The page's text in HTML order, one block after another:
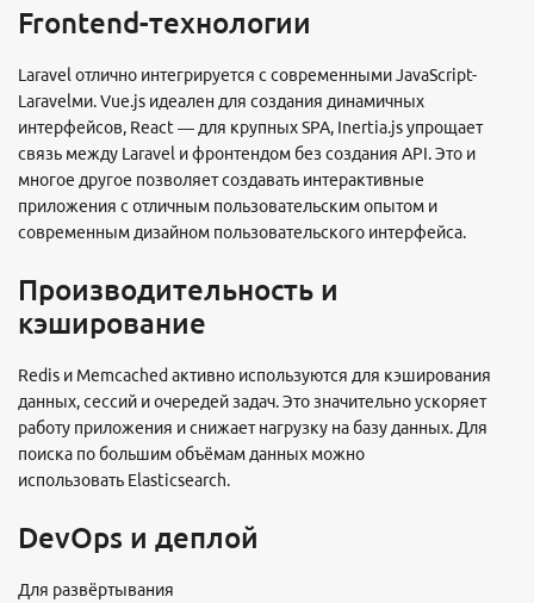
Frontend-технологии
Laravel отлично интегрируется с современными JavaScript-
Laravelми. Vue.js идеален для создания динамичных
интерфейсов, React — для крупных SPA, Inertia.js упрощает
связь между Laravel и фронтендом без создания API. Это и
многое другое позволяет создавать интерактивные
приложения с отличным пользовательским опытом и
современным дизайном пользовательского интерфейса.
Производительность и
кэширование
Redis и Memcached активно используются для кэширования
данных, сессий и очередей задач. Это значительно ускоряет
работу приложения и снижает нагрузку на базу данных. Для
поиска по большим объёмам данных можно
использовать Elasticsearch.
DevOps и деплой
Для развёртывания